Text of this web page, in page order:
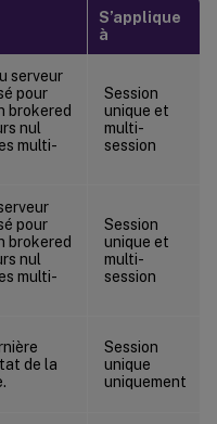
S’applique
à
serveur
pour
brokered
nul
multi-
Session
unique et
multi-
session
pour
brokered
nul
multi-
Session
unique et
multi-
session
de la
Session
unique
uniquement